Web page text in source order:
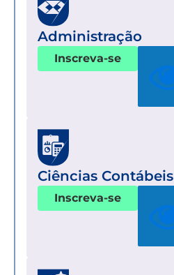
Administração
Inscreva-se
Ciências Contábeis
Inscreva-se